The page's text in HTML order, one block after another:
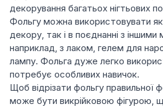
декорування багатьох нігтьових
Фольгу можна використовувати
декору, так і в поєднанні з іншими
наприклад, з лаком, гелем для
лампу. Фольга дуже легко
потребує особливих навичок.
Щоб відрізати фольгу правильної
може бути викрійковою фігурою,